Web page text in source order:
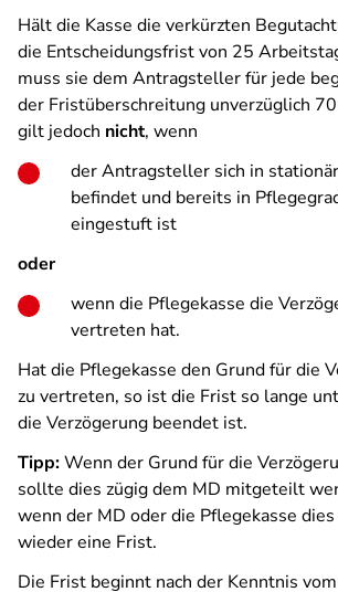
Hält die Kasse die verkürzten
die Entscheidungsfrist von 25
muss sie dem Antragsteller für jede
der Fristüberschreitung unverzüglich
gilt jedoch nicht, wenn
der Antragsteller sich in
befindet und bereits in
eingestuft ist
oder
wenn die Pflegekasse die
vertreten hat.
Hat die Pflegekasse den Grund für die
zu vertreten, so ist die Frist so lange
die Verzögerung beendet ist.
Tipp:Wenn der Grund für die
sollte dies zügig dem MD mitgeteilt
wenn der MD oder die Pflegekasse
wieder eine Frist.
Die Frist beginnt nach der Kenntnis